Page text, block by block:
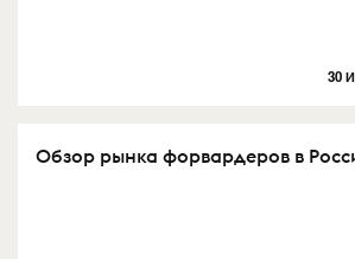
30
Обзор рынка форвардеров в